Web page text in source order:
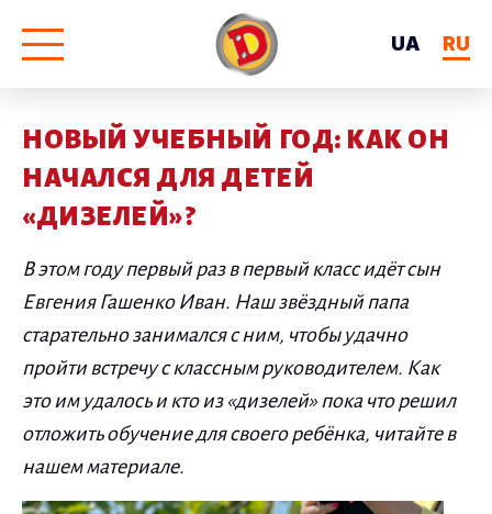
UA
RU
НОВЫЙ УЧЕБНЫЙ ГОД: КАК ОН
НАЧАЛСЯ ДЛЯ ДЕТЕЙ
«ДИЗЕЛЕЙ»?
В этом году первый раз в первый класс идёт сын
Евгения Гашенко Иван. Наш звёздный папа
старательно занимался с ним, чтобы удачно
пройти встречу с классным руководителем. Как
это им удалось и кто из «дизелей» пока что решил
отложить обучение для своего ребёнка, читайте в
нашем материале.